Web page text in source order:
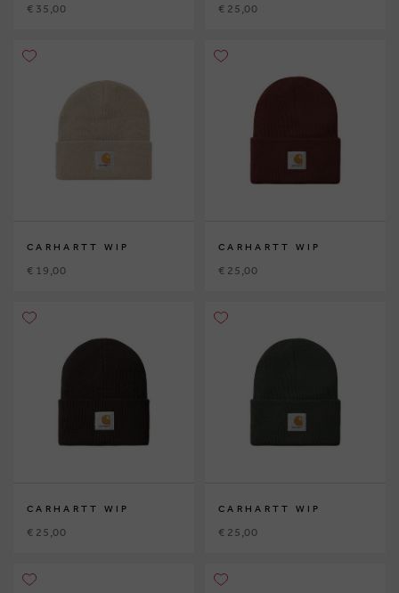
€ 35,00 € 25,00
CARHARTT WIP
€ 19,00
CARHARTT WIP
€ 25,00
CARHARTT WIP
€ 25,00
CARHARTT WIP
€ 25,00